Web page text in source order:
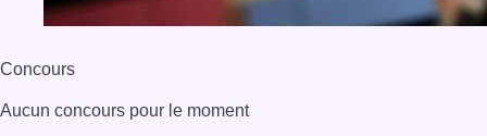
Concours
Aucun concours pour le moment